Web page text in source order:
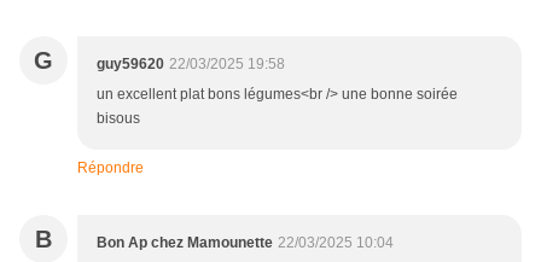
G guy59620 22/03/2025 19:58
un excellent plat bons légumes<br /> une bonne soirée
bisous
Répondre
B Bon Ap chez Mamounette 22/03/2025 10:04